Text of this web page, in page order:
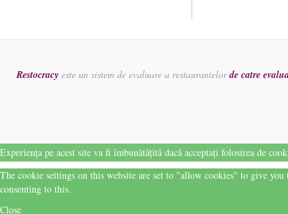
Restocracyeste un sistem de evaluare a restaurantelorde catre
Experiența pe acest site va fi îmbunătățită dacă acceptați folosirea de
The cookie settings on this website are set to "allow cookies" to give
consenting to this.
Close